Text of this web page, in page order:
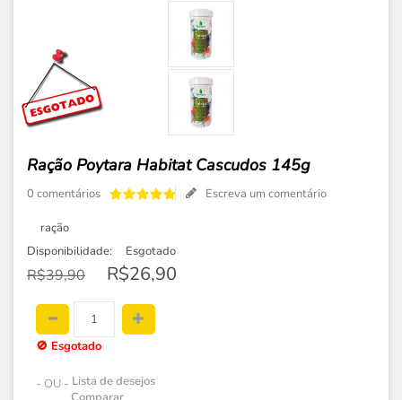
Ração Poytara Habitat Cascudos 145g
0 comentários Escreva um comentário
ração
Disponibilidade:
Esgotado
R$39,90 R$26,90
🚫 Esgotado
- OU - Lista de desejos